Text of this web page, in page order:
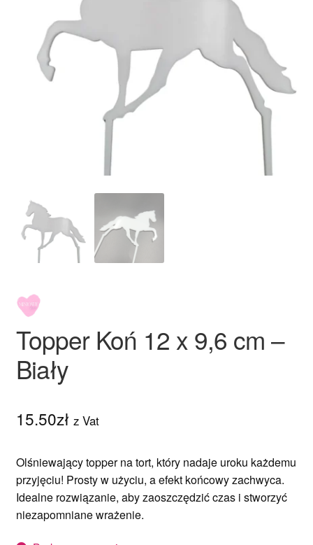
Nowości
Ozdoby na tort weselny
Topper Koń 12 x 9,6 cm –
Biały
15.50zł z Vat
Olśniewający topper na tort, który nadaje uroku każdemu
przyjęciu! Prosty w użyciu, a efekt końcowy zachwyca.
Idealne rozwiązanie, aby zaoszczędzić czas i stworzyć
niezapomniane wrażenie.